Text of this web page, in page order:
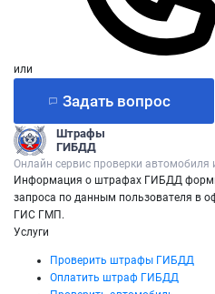
или
Задать вопрос
Штрафы
ГИБДД
Онлайн сервис проверки автомобиля
Информация о штрафах ГИБДД
запроса по данным пользователя в
ГИС ГМП.
Услуги
Проверить штрафы ГИБДД
Оплатить штраф ГИБДД